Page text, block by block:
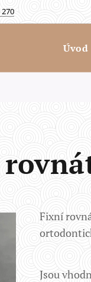
270
Úvod
Fixní
Jsou